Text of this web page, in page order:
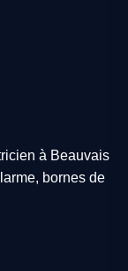
à Beauvais
bornes de